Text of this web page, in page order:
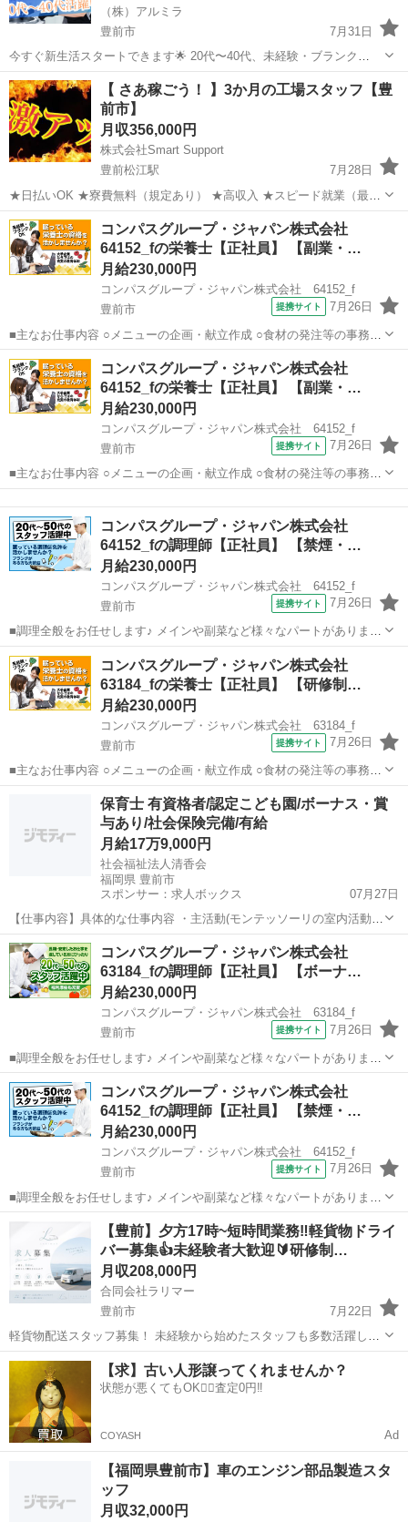
（株）アルミラ
豊前市
7月31日
今すぐ新生活スタートできます🌟 20代〜40代、未経験・ブランク
OK！ 〇●LINEからの応募が可能になりました♪●〇 下記URLよりお友
達登録をお願いします☆ URL: https://lin.ee...
福岡 豊前市 工場 未経験
【 さあ稼ごう！ 】3か月の工場スタッフ【豊
前市】
月収356,000円
株式会社Smart Support
豊前松江駅
7月28日
★日払いOK ★寮費無料（規定あり） ★高収入 ★スピード就業（最短
翌日） ■ お仕事例 ・半導体部品のマシンオペレーター ・自動車の組
立や部品の加工 ・電子部品の検査 ・化粧品の梱包や仕分け ...
福岡 豊前市 豊前松江駅 工場 未経験
コンパスグループ・ジャパン株式会社
64152_fの栄養士【正社員】 【副業・…
月給230,000円
コンパスグループ・ジャパン株式会社 64152_f
豊前市
提携サイト 7月26日
■主なお仕事内容 ○メニューの企画・献立作成 ○食材の発注等の事務作
業 ○調理補助 等 入社後の主な流れ ・入社後は店長と一緒に店舗全
体の把握をしながら業務を覚えて頂きます。 ↓ ・お仕事が慣れてきた
ら、献立・メニューの...
福岡 豊前市 栄養士
コンパスグループ・ジャパン株式会社
64152_fの栄養士【正社員】 【副業・…
月給230,000円
コンパスグループ・ジャパン株式会社 64152_f
豊前市
提携サイト 7月26日
■主なお仕事内容 ○メニューの企画・献立作成 ○食材の発注等の事務作
業 ○調理補助 等 入社後の主な流れ ・入社後は店長と一緒に店舗全
体の把握をしながら業務を覚えて頂きます。 ↓ ・お仕事が慣れてきた
ら、献立・メニューの...コンパスグループ・ジャパン株式会社
64152_fの調理師【正社員】 【禁煙・…
月給230,000円
コンパスグループ・ジャパン株式会社 64152_f
豊前市
提携サイト 7月26日
■調理全般をお任せします♪ メインや副菜など様々なパートがあります
が、まずは副菜からスタート。 《1日の流れ》 1.調理の準備 器具の
スイッチやガスを点けます 2.食材の確認と下ごしらえ 3.調理スタート
4.自分の持ち...
福岡 豊前市 調理師
コンパスグループ・ジャパン株式会社
63184_fの栄養士【正社員】 【研修制…
月給230,000円
コンパスグループ・ジャパン株式会社 63184_f
豊前市
提携サイト 7月26日
■主なお仕事内容 ○メニューの企画・献立作成 ○食材の発注等の事務作
業 ○調理補助 等 入社後の主な流れ ・入社後は店長と一緒に店舗全
体の把握をしながら業務を覚えて頂きます。 ↓ ・お仕事が慣れてきた
ら、献立・メニューの...
栄養士
保育士 有資格者/認定こども園/ボーナス・賞
与あり/社会保険完備/有給
月給17万9,000円
社会福祉法人清香会
福岡県 豊前市
スポンサー：求人ボックス
07月27日
【仕事内容】具体的な仕事内容 ・主活動(モンテッソーリの室内活動、
戸外あそび(園庭・散歩)、スポーツ教室、ライモーメソッド、あるて
(芸術活動)、クッキングなど多彩な活動を行なっています) ・着替えや
食事の補助 など 保育への想い...
正社員
コンパスグループ・ジャパン株式会社
63184_fの調理師【正社員】 【ボーナ…
月給230,000円
コンパスグループ・ジャパン株式会社 63184_f
豊前市
提携サイト 7月26日
■調理全般をお任せします♪ メインや副菜など様々なパートがあります
が、まずは副菜からスタート。 《1日の流れ》 1.調理の準備 器具の
スイッチやガスを点けます 2.食材の確認と下ごしらえ 3.調理スタート
4.自分の持ち...
福岡 豊前市 調理師
コンパスグループ・ジャパン株式会社
64152_fの調理師【正社員】 【禁煙・…
月給230,000円
コンパスグループ・ジャパン株式会社 64152_f
豊前市
提携サイト 7月26日
■調理全般をお任せします♪ メインや副菜など様々なパートがあります
が、まずは副菜からスタート。 《1日の流れ》 1.調理の準備 器具の
スイッチやガスを点けます 2.食材の確認と下ごしらえ 3.調理スタート
4.自分の持ち...
調理師
【豊前】夕方17時~短時間業務‼️軽貨物ドライ
バー募集👍未経験者大歓迎🔰研修制…
月収208,000円
合同会社ラリマー
豊前市
7月22日
軽貨物配送スタッフ募集！ 未経験から始めたスタッフも多数活躍して
います✨ 【仕事内容】 通販商品の個人宅への配送 【勤務時間】
17:00~21:00 慣れた方は19:30頃終了 【勤務日数】 週4日～相談OK！
福岡 豊前市 物流 未経験
【求】古い人形譲ってくれませんか？
状態が悪くてもOK🙆‍♀️査定0円‼️
COYASH Ad
【福岡県豊前市】車のエンジン部品製造スタ
ッフ
月収32,000円